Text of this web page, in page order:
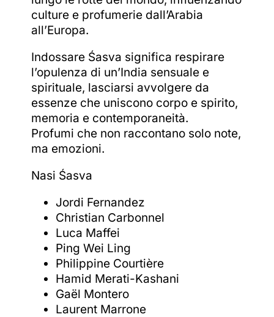
culture e profumerie dall’Arabia
all’Europa.
Indossare Śasva significa respirare
l’opulenza di un’India sensuale e
spirituale, lasciarsi avvolgere da
essenze che uniscono corpo e spirito,
memoria e contemporaneità.
Profumi che non raccontano solo note,
ma emozioni.
Nasi Śasva
Jordi Fernandez
Christian Carbonnel
Luca Maffei
Ping Wei Ling
Philippine Courtière
Hamid Merati-Kashani
Gaël Montero
Laurent Marrone